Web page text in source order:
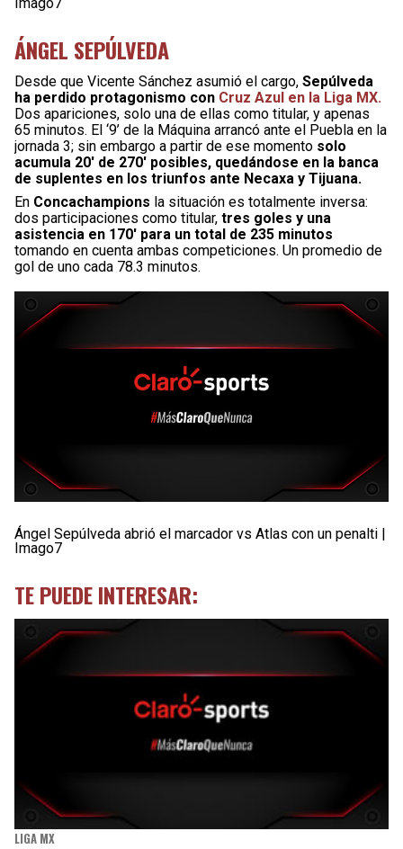
ÁNGEL SEPÚLVEDA
Desde que Vicente Sánchez asumió el cargo, Sepúlveda
ha perdido protagonismo con Cruz Azul en la Liga MX.
Dos apariciones, solo una de ellas como titular, y apenas
65 minutos. El ‘9’ de la Máquina arrancó ante el Puebla en la
jornada 3; sin embargo a partir de ese momento solo
acumula 20′ de 270′ posibles, quedándose en la banca
de suplentes en los triunfos ante Necaxa y Tijuana.
En Concachampions la situación es totalmente inversa:
dos participaciones como titular, tres goles y una
asistencia en 170′ para un total de 235 minutos
tomando en cuenta ambas competiciones. Un promedio de
gol de uno cada 78.3 minutos.
Ángel Sepúlveda abrió el marcador vs Atlas con un penalti |
Imago7
TE PUEDE INTERESAR:
LIGA MX